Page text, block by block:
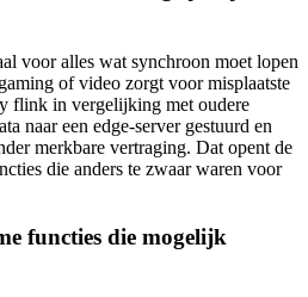
voor alles wat synchroon moet lopen
of video zorgt voor misplaatste
flink in vergelijking met oudere
naar een edge-server gestuurd en
merkbare vertraging. Dat opent de
die anders te zwaar waren voor
functies die mogelijk